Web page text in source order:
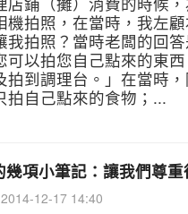
機拍照，在當時，我左
我拍照？當時老闆的回
可以拍您自己點來的東
拍到調理台。」在當時
拍自己點來的食物；...
幾項小筆記：讓我們尊
12-17 14:40